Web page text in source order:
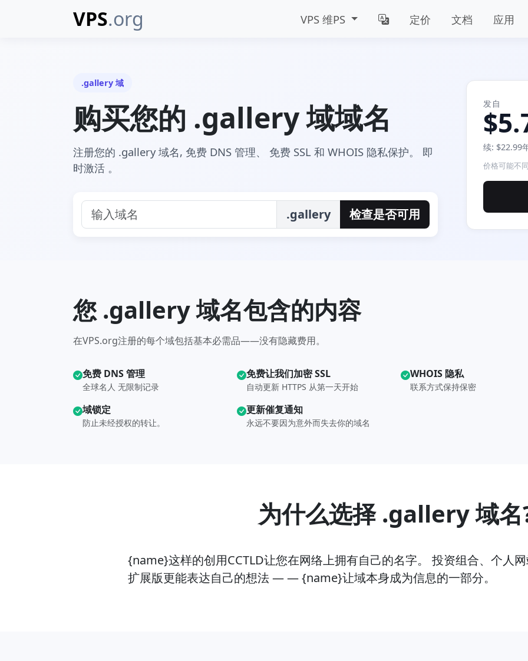
VPS.org VPS 维PS 定价 文档 应用
.gallery 域
购买您的 .gallery 域域名
注册您的 .gallery 域名, 免费 DNS 管理、 免费 SSL 和 WHOIS 隐私保护。 即
时激活 。
.gallery 检查是否可用
发自
续: $22.99
价格可能不
您 .gallery 域名包含的内容
在VPS.org注册的每个域包括基本必需品——没有隐藏费用。
免费 DNS 管理
全球名人 无限制记录
免费让我们加密 SSL
自动更新 HTTPS 从第一天开始
WHOIS 隐私
联系方式保持保密
域锁定
防止未经授权的转让。
更新催复通知
永远不要因为意外而失去你的域名
为什么选择 .gallery 域名
{name}这样的创用CCTLD让您在网络上拥有自己的名字。 投资组合、个人
扩展版更能表达自己的想法 — — {name}让域本身成为信息的一部分。